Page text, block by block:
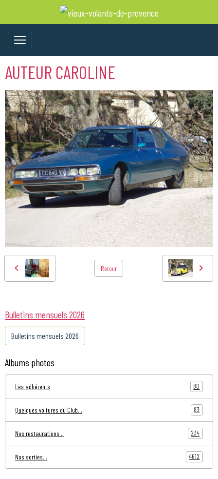
AUTEUR CAROLINE
Retour
Bulletins mensuels 2026
Bulletins mensuels 2026
Albums photos
Les adhérents 80
Quelques voitures du Club... 83
Nos restaurations... 234
Nos sorties... 4612